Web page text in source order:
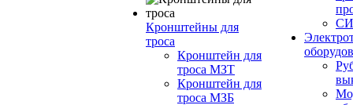
Кронштейны для
троса
Кронштейн для
троса МЗТ
Кронштейн для
троса МЗБ